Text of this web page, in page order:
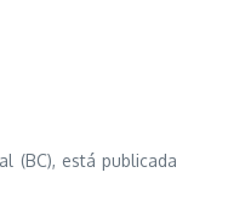
(BC), está publicada